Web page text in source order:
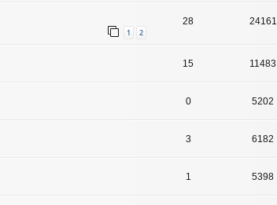
1 2
28 24161
15 11483
0 5202
3 6182
1 5398